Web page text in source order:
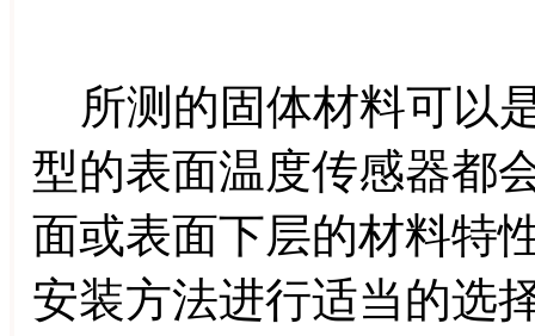
所测的固体材料可以
型的表面温度传感器都
面或表面下层的材料特
安装方法进行适当的选